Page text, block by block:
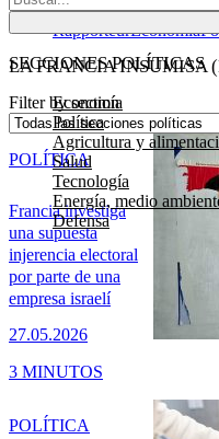
SECCIONES POLÍTICAS
Economía
Política
Agricultura y
Salud
Tecnología
Energía, medio
Defensa
RapporteurEconomía
LA FRANCIA INSUMISA
Filter by section
Francia investiga
una supuesta
injerencia electoral
por parte de una
empresa israelí
27.05.2026
POLÍTICA
3 MINUTOS
POLÍTICA